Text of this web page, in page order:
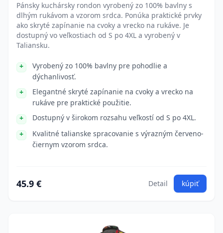
Pánsky kuchársky rondon vyrobený zo 100% bavlny s
dlhým rukávom a vzorom srdca. Ponúka praktické prvky
ako skryté zapínanie na cvoky a vrecko na rukáve. Je
dostupný vo veľkostiach od S po 4XL a vyrobený v
Taliansku.
Vyrobený zo 100% bavlny pre pohodlie a
dýchanlivosť.
Elegantné skryté zapínanie na cvoky a vrecko na
rukáve pre praktické použitie.
Dostupný v širokom rozsahu veľkostí od S po 4XL.
Kvalitné talianske spracovanie s výrazným červeno-
čiernym vzorom srdca.
45.9 € Detail kúpiť